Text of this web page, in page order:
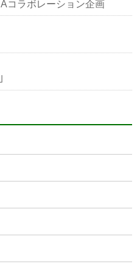
コラボレーション企画